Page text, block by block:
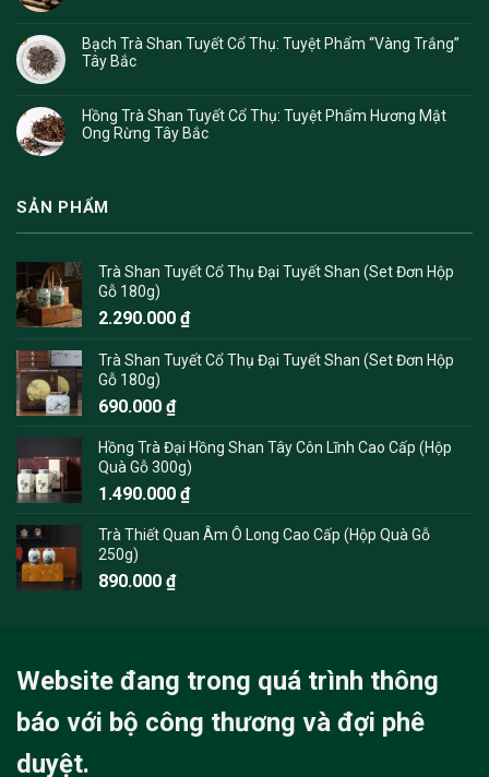
Bạch Trà Shan Tuyết Cổ Thụ: Tuyệt Phẩm “Vàng Trắng”
Tây Bắc
Hồng Trà Shan Tuyết Cổ Thụ: Tuyệt Phẩm Hương Mật
Ong Rừng Tây Bắc
SẢN PHẨM
Trà Shan Tuyết Cổ Thụ Đại Tuyết Shan (Set Đơn Hộp
Gỗ 180g)
2.290.000 ₫
Trà Shan Tuyết Cổ Thụ Đại Tuyết Shan (Set Đơn Hộp
Gỗ 180g)
690.000 ₫
Hồng Trà Đại Hồng Shan Tây Côn Lĩnh Cao Cấp (Hộp
Quà Gỗ 300g)
1.490.000 ₫
Trà Thiết Quan Âm Ô Long Cao Cấp (Hộp Quà Gỗ
250g)
890.000 ₫
Website đang trong quá trình thông
báo với bộ công thương và đợi phê
duyệt.